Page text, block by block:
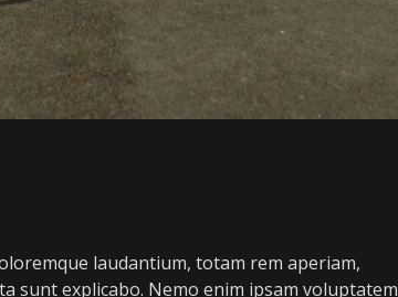
laudantium, totam rem aperiam,
sunt explicabo. Nemo enim ipsam voluptatem